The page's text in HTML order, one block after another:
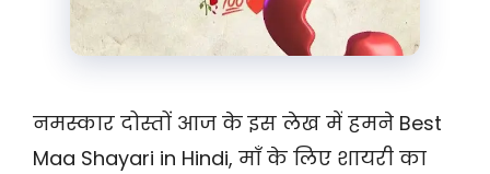
नमस्कार दोस्तों आज के इस लेख में हमने Best
Maa Shayari in Hindi, माँ के लिए शायरी का